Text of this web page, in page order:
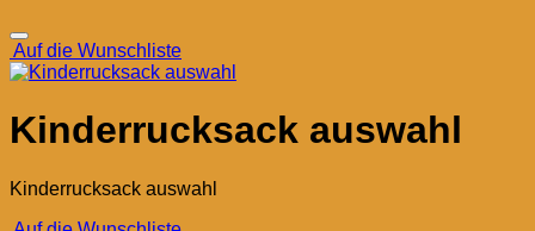
Auf die Wunschliste
Kinderrucksack auswahl
Kinderrucksack auswahl